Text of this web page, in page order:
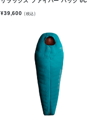
¥39,600 (税込)